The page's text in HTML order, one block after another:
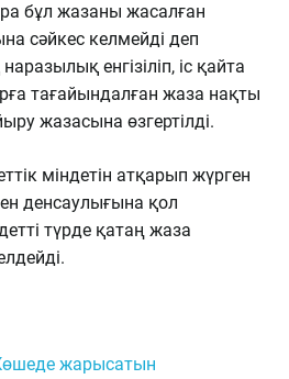
бұл жазаны жасалған
сәйкес келмейді деп
енгізіліп, іс қайта
тағайындалған жаза нақты
жазасына өзгертілді.
міндетін атқарып жүрген
денсаулығына қол
түрде қатаң жаза
жарысатын